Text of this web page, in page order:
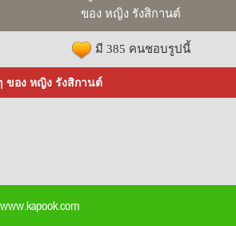
ของ หญิง รังสิกานต์
มี 385 คนชอบรูปนี้
ของ หญิง รังสิกานต์